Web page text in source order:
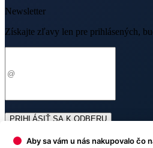
PRIHLÁSIŤ SA K ODBERU
Odoslaním súhlasíte saspracovaním
O nákupe
Aby sa vám u nás nakupovalo čo